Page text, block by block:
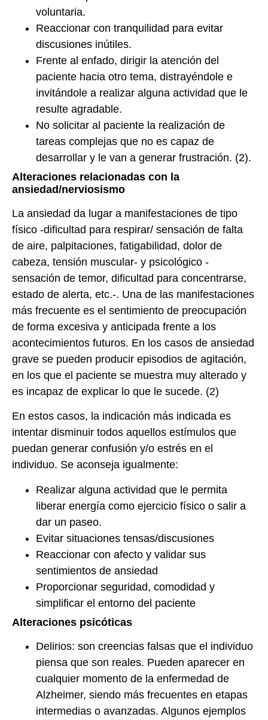
voluntaria.
Reaccionar con tranquilidad para evitar
discusiones inútiles.
Frente al enfado, dirigir la atención del
paciente hacia otro tema, distrayéndole e
invitándole a realizar alguna actividad que le
resulte agradable.
No solicitar al paciente la realización de
tareas complejas que no es capaz de
desarrollar y le van a generar frustración. (2).
Alteraciones relacionadas con la
ansiedad/nerviosismo
La ansiedad da lugar a manifestaciones de tipo
físico -dificultad para respirar/ sensación de falta
de aire, palpitaciones, fatigabilidad, dolor de
cabeza, tensión muscular- y psicológico -
sensación de temor, dificultad para concentrarse,
estado de alerta, etc.-. Una de las manifestaciones
más frecuente es el sentimiento de preocupación
de forma excesiva y anticipada frente a los
acontecimientos futuros. En los casos de ansiedad
grave se pueden producir episodios de agitación,
en los que el paciente se muestra muy alterado y
es incapaz de explicar lo que le sucede. (2)
En estos casos, la indicación más indicada es
intentar disminuir todos aquellos estímulos que
puedan generar confusión y/o estrés en el
individuo. Se aconseja igualmente:
Realizar alguna actividad que le permita
liberar energía como ejercicio físico o salir a
dar un paseo.
Evitar situaciones tensas/discusiones
Reaccionar con afecto y validar sus
sentimientos de ansiedad
Proporcionar seguridad, comodidad y
simplificar el entorno del paciente
Alteraciones psicóticas
Delirios: son creencias falsas que el individuo
piensa que son reales. Pueden aparecer en
cualquier momento de la enfermedad de
Alzheimer, siendo más frecuentes en etapas
intermedias o avanzadas. Algunos ejemplos